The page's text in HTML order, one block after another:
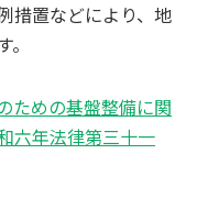
措置などにより、地
ための基盤整備に関
六年法律第三十一